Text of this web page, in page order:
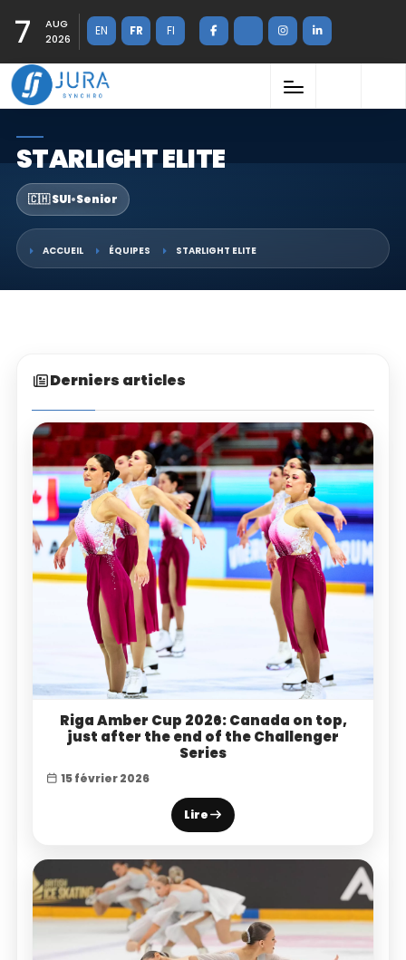
7
AUG
2026
EN FR FI
STARLIGHT ELITE
🇨🇭 SUI•Senior
ACCUEIL ÉQUIPES STARLIGHT ELITE
Derniers articles
Riga Amber Cup 2026: Canada on top,
just after the end of the Challenger
Series
15 février 2026
Lire